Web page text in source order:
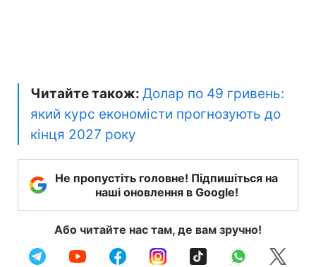
Читайте також: Долар по 49 гривень:
який курс економісти прогнозують до
кінця 2027 року
Не пропустіть головне! Підпишіться на
наші оновлення в Google!
Або читайте нас там, де вам зручно!